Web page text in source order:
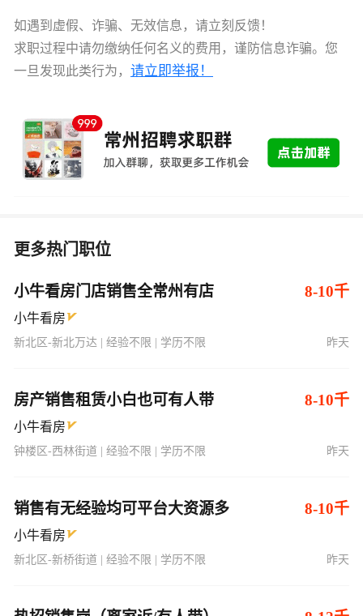
如遇到虚假、诈骗、无效信息，请立刻反馈！
求职过程中请勿缴纳任何名义的费用，谨防信息诈骗。您
一旦发现此类行为， 请立即举报！
更多热门职位
小牛看房门店销售全常州有店 8-10千
小牛看房
新北区-新北万达 | 经验不限 | 学历不限 昨天
房产销售租赁小白也可有人带 8-10千
小牛看房
钟楼区-西林街道 | 经验不限 | 学历不限 昨天
销售有无经验均可平台大资源多 8-10千
小牛看房
新北区-新桥街道 | 经验不限 | 学历不限 昨天